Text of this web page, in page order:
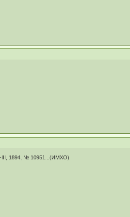
III, 1894, № 10951...(ИМХО)